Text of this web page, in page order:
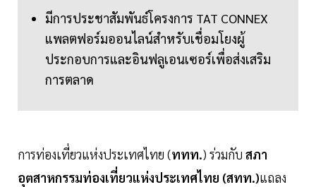
มีการประชาสัมพันธ์โครงการ TAT CONNEX
แพลตฟอร์มออนไลน์สำหรับเชื่อมโยงผู้
ประกอบการและอินฟลูเอนเซอร์เพื่อส่งเสริม
การตลาด
การท่องเที่ยวแห่งประเทศไทย (ททท.) ร่วมกับ สภา
อุตสาหกรรมท่องเที่ยวแห่งประเทศไทย (สทท.)แถลง